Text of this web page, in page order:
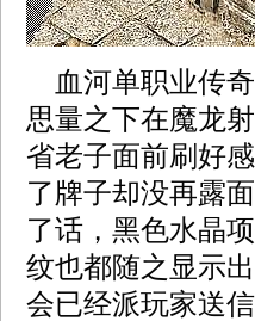
血河单职业传
思量之下在魔龙
省老子面前刷好
了牌子却没再露
了话，黑色水晶
纹也都随之显示
会已经派玩家送